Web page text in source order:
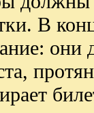
В
они